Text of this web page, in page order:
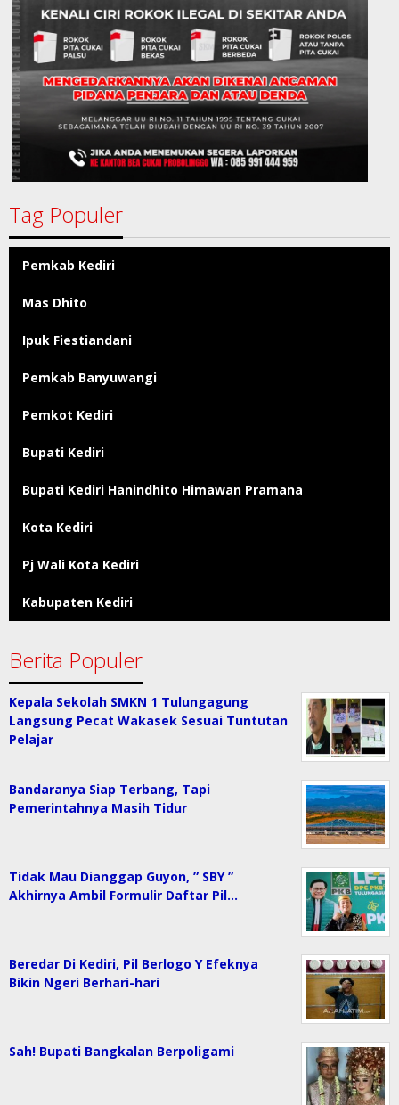
Tag Populer
Pemkab Kediri
Mas Dhito
Ipuk Fiestiandani
Pemkab Banyuwangi
Pemkot Kediri
Bupati Kediri
Bupati Kediri Hanindhito Himawan Pramana
Kota Kediri
Pj Wali Kota Kediri
Kabupaten Kediri
Berita Populer
Kepala Sekolah SMKN 1 Tulungagung
Langsung Pecat Wakasek Sesuai Tuntutan
Pelajar
Bandaranya Siap Terbang, Tapi
Pemerintahnya Masih Tidur
Tidak Mau Dianggap Guyon, ” SBY ”
Akhirnya Ambil Formulir Daftar Pil…
Beredar Di Kediri, Pil Berlogo Y Efeknya
Bikin Ngeri Berhari-hari
Sah! Bupati Bangkalan Berpoligami